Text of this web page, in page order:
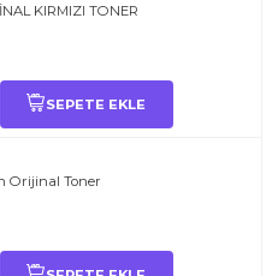
KIRMIZI TONER
SEPETE EKLE
Orijinal Toner